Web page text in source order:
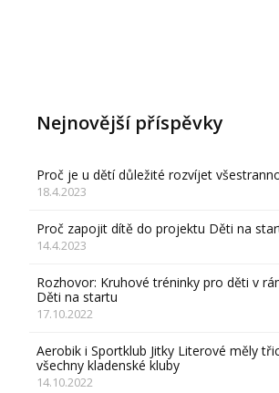
Nejnovější příspěvky
Proč je u dětí důležité rozvíjet
18.4.2023
Proč zapojit dítě do projektu Děti na
14.4.2023
Rozhovor: Kruhové tréninky pro děti v
Děti na startu
17.10.2022
Aerobik i Sportklub Jitky Literové měly
všechny kladenské kluby
14.10.2022